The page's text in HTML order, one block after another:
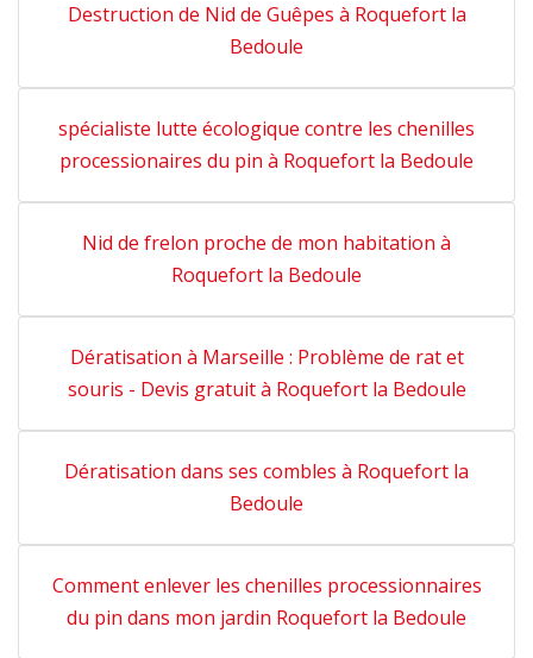
Destruction de Nid de Guêpes à Roquefort la
Bedoule
spécialiste lutte écologique contre les chenilles
processionaires du pin à Roquefort la Bedoule
Nid de frelon proche de mon habitation à
Roquefort la Bedoule
Dératisation à Marseille : Problème de rat et
souris - Devis gratuit à Roquefort la Bedoule
Dératisation dans ses combles à Roquefort la
Bedoule
Comment enlever les chenilles processionnaires
du pin dans mon jardin Roquefort la Bedoule